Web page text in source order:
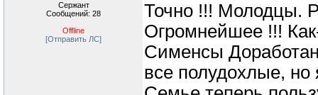
Сержант
Сообщений: 28
Offline
[Отправить ЛС]
Точно !!! Молодцы.
Огромнейшее !!!
Сименсы
все полудохлые, но